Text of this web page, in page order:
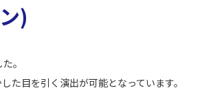
)
。
た目を引く演出が可能となっています。